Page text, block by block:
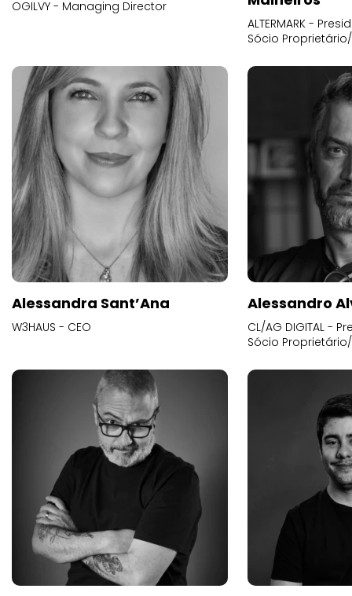
OGILVY - Managing Director
ALTERMARK -
Sócio
Alessandra Sant’Ana
W3HAUS - CEO
Alessandro
CL/AG DIGITAL -
Sócio